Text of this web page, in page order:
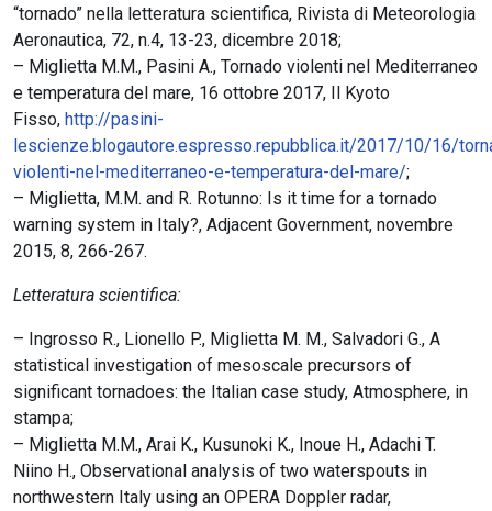
“tornado” nella letteratura scientifica, Rivista di Meteorologia
Aeronautica, 72, n.4, 13-23, dicembre 2018;
– Miglietta M.M., Pasini A., Tornado violenti nel Mediterraneo
e temperatura del mare, 16 ottobre 2017, Il Kyoto
Fisso, http://pasini-
lescienze.blogautore.espresso.repubblica.it/2017/10/16/
violenti-nel-mediterraneo-e-temperatura-del-mare/;
– Miglietta, M.M. and R. Rotunno: Is it time for a tornado
warning system in Italy?, Adjacent Government, novembre
2015, 8, 266-267.
Letteratura scientifica:
– Ingrosso R., Lionello P., Miglietta M. M., Salvadori G., A
statistical investigation of mesoscale precursors of
significant tornadoes: the Italian case study, Atmosphere, in
stampa;
– Miglietta M.M., Arai K., Kusunoki K., Inoue H., Adachi T.
Niino H., Observational analysis of two waterspouts in
northwestern Italy using an OPERA Doppler radar,